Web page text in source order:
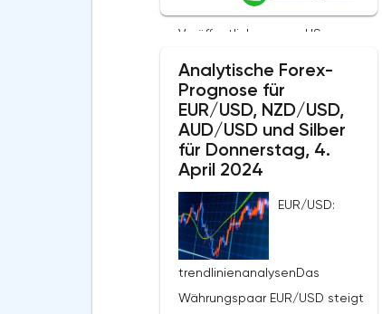
letzte Woche war geprägt von der
Veröffentlichung von US-
Stärkung des US-Dollars auf dem
Markt beitrugen. Der US-
Verbraucherpreisindex stieg im
März monatlich um 0,4% und
Analysten von 0,3% und der
jährliche Index lag bei 3,5%,
ebenfalls über den
Analytische Forex-
Prognose für
EUR/USD, NZD/USD,
AUD/USD und Silber
für Donnerstag, 4.
April 2024
EUR/USD:
trendlinienanalysenDas
Währungspaar EUR/USD steigt